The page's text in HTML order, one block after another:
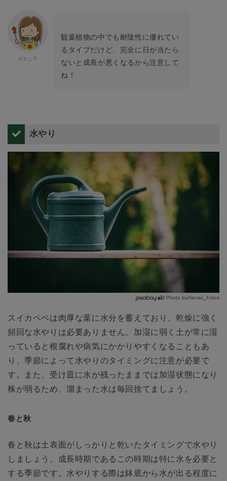
観葉植物の中でも耐陰性に優れてい
るタイプだけど、完全に日が当たら
ないと成長が悪くなるから注意して
ね！
水やり
Photo byAlexas_Fotos
スイカペペは肉厚な葉に水分を蓄えており、乾燥に強く
頻回な水やりは必要ありません。加湿に弱く土が常に湿
っていると根腐れや病気にかかりやすくなることもあ
り、季節によって水やりのタイミングに注意が必要で
す。また、受け皿に水が残ったままでは加湿状態になり
株が弱るため、溜まった水は毎回捨てましょう。
春と秋
春と秋は土表面がしっかりと乾いたタイミングで水やり
しましょう。成長時期であるこの時期は特に水を必要と
する季節です。水やりする際は鉢底から水が出る程度に